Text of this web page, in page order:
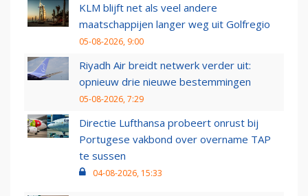
KLM blijft net als veel andere
maatschappijen langer weg uit Golfregio
05-08-2026, 9:00
Riyadh Air breidt netwerk verder uit:
opnieuw drie nieuwe bestemmingen
05-08-2026, 7:29
Directie Lufthansa probeert onrust bij
Portugese vakbond over overname TAP
te sussen
04-08-2026, 15:33